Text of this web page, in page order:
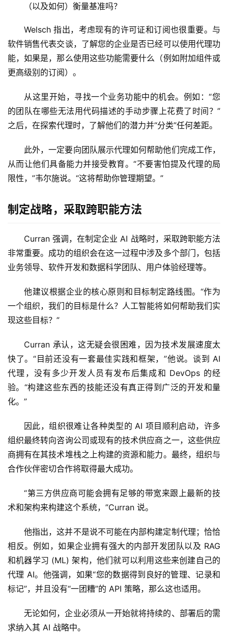
（以及如何）衡量基准吗？
Welsch 指出，考虑现有的许可证和订阅也很重要。与
软件销售代表交谈，了解您的企业是否已经可以使用代理功
能，如果是，那么使用这些功能需要什么（例如附加组件或
更高级别的订阅）。
从这里开始，寻找一个业务功能中的机会。例如：“您
的团队在哪些无法用代码描述的手动步骤上花费了时间？”
之后，在探索代理时，了解他们的潜力并“分类”任何差距。
此外，一定要向团队展示代理如何帮助他们完成工作，
从而让他们具备能力并接受教育。“不要害怕提及代理的局
限性，”韦尔施说。“这将帮助你管理期望。”
制定战略，采取跨职能方法
Curran 强调，在制定企业 AI 战略时，采取跨职能方法
非常重要。成功的组织会在这一过程中涉及多个部门，包括
业务领导、软件开发和数据科学团队、用户体验经理等。
他建议根据企业的核心原则和目标制定路线图。“作为
一个组织，我们的目标是什么？人工智能将如何帮助我们实
现这些目标？”
Curran 承认，这无疑会很困难，因为技术发展速度太
快了。“目前还没有一套最佳实践和框架，”他说。谈到 AI
代理，没有多少开发人员有发布后集成和 DevOps 的经
验。“构建这些东西的技能还没有真正得到广泛的开发和量
化。”
因此，组织很难让各种类型的 AI 项目顺利启动，许多
组织最终转向咨询公司或现有的技术供应商之一，这些供应
商拥有在其技术堆栈之上构建的资源和能力。最终，组织与
合作伙伴密切合作将取得最大成功。
“第三方供应商可能会拥有足够的带宽来跟上最新的技
术和架构来构建这个系统，”Curran 说。
他指出，这并不是说不可能在内部构建定制代理；恰恰
相反。例如，如果企业拥有强大的内部开发团队以及 RAG
和机器学习 (ML) 架构，他们就可以利用这些来创建自己的
代理 AI。他强调，如果“您的数据得到良好的管理、记录和
标记”，并且没有“一团糟”的 API 策略，那么这也适用。
无论如何，企业必须从一开始就将持续的、部署后的需
求纳入其 AI 战略中。